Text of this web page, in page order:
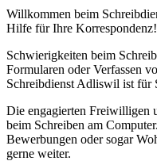
Willkommen beim
Hilfe für Ihre Korrespondenz!
Schwierigkeiten beim
Formularen oder Verfassen
Schreibdienst Adliswil ist für
Die engagierten Freiwilligen
beim Schreiben am
Bewerbungen oder sogar
gerne weiter.